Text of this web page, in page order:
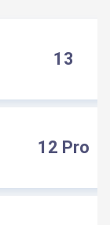
13
12 Pro